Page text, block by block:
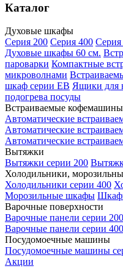
Каталог
Духовые шкафы
Серия 200 Серия 400 Серия
Духовые шкафы 60 см.
пароварки Компактные
микроволнами
шкаф серии EB Ящики для
подогрева посуды
Встраиваемые кофемашины
Автоматические
Автоматические
Автоматические
Вытяжки
Вытяжки серии 200
Холодильники,
Холодильники серии 400
Морозильные шкафы
Варочные поверхности
Варочные панели серии 200
Варочные панели серии 400
Посудомоечные машины
Посудомоечные машины
Акции